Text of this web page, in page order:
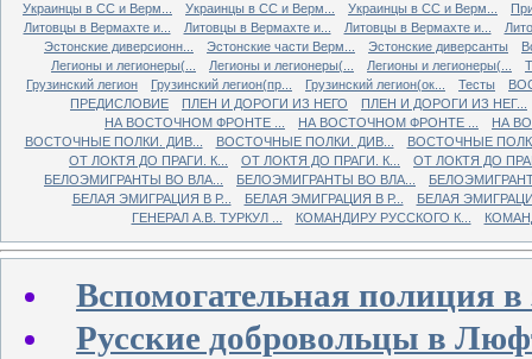
Украинцы в СС и Верм...
Украинцы в СС и Верм... Украинцы в СС и Верм...
Литовцы в Вермахте и...
Литовцы в Вермахте и... Литовцы в Вермахте и...
Эстонские диверсионн...
Эстонские части Верм... Эстонские диверсанты
Легионы и легионеры(...
Легионы и легионеры(... Легионы и легионеры(...
Грузинский легион
Грузинский легион(пр... Грузинский легион(ок... Тесты
ПРЕДИСЛОВИЕ
ПЛЕН И ДОРОГИ ИЗ НЕГО
ПЛЕН И ДОРОГИ ИЗ НЕГ...
НА ВОСТОЧНОМ ФРОНТЕ ...
НА ВОСТОЧНОМ ФРОНТЕ ...
НА
ВОСТОЧНЫЕ ПОЛКИ. ДИВ...
ВОСТОЧНЫЕ ПОЛКИ. ДИВ...
ВОСТОЧНЫЕ
ОТ ЛОКТЯ ДО ПРАГИ. К...
ОТ ЛОКТЯ ДО ПРАГИ. К...
ОТ ЛОКТЯ ДО
БЕЛОЭМИГРАНТЫ ВО ВЛА...
БЕЛОЭМИГРАНТЫ ВО ВЛА...
БЕЛАЯ ЭМИГРАЦИЯ В Р...
БЕЛАЯ ЭМИГРАЦИЯ В Р...
БЕЛАЯ
ГЕНЕРАЛ А.В. ТУРКУЛ ...
КОМАНДИРУ РУССКОГО К...
Вспомогательная полиция
Русские добровольцы в